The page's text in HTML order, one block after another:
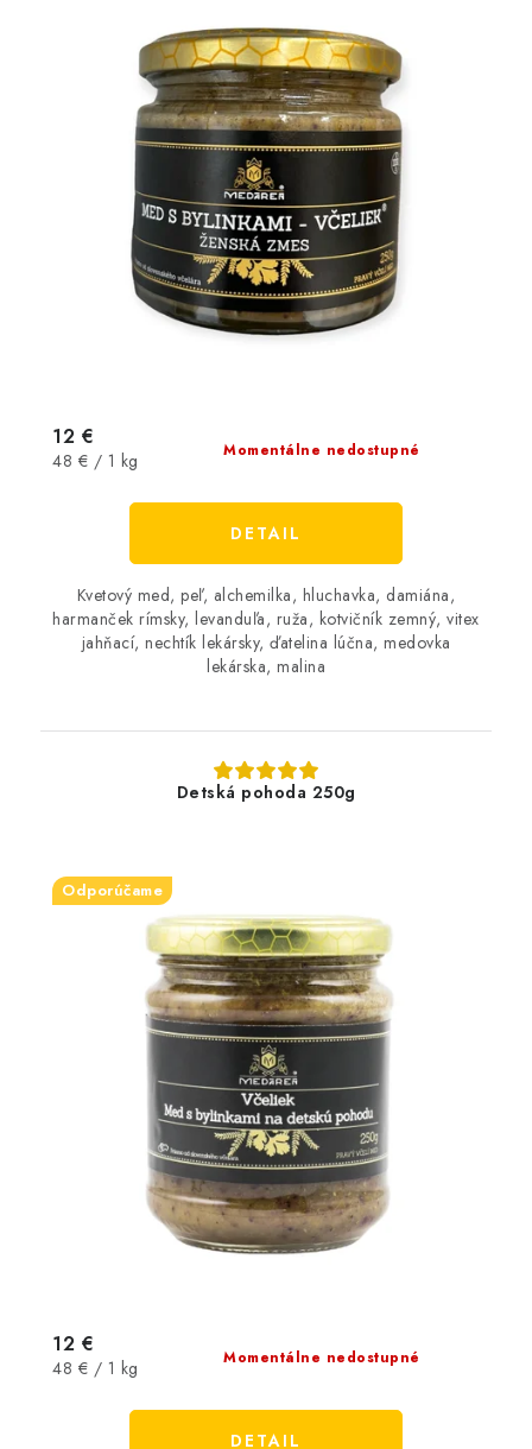
Momentálne nedostupné
12 €
Jednotková
48 € / 1 kg
DETAIL
Kvetový med, peľ, alchemilka, hluchavka, damiána,
harmanček rímsky, levanduľa, ruža, kotvičník zemný, vitex
jahňací, nechtík lekársky, ďatelina lúčna, medovka
lekárska, malina
Detská pohoda 250g
Odporúčame
Momentálne nedostupné
12 €
Jednotková
48 € / 1 kg
DETAIL